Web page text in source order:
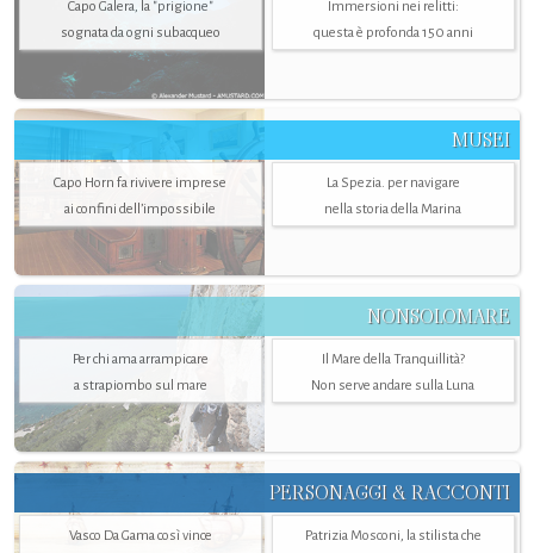
Capo Galera, la "prigione"
sognata da ogni subacqueo
Immersioni nei relitti:
questa è profonda 150 anni
MUSEI
Capo Horn fa rivivere imprese
ai confini dell’impossibile
La Spezia. per navigare
nella storia della Marina
NONSOLOMARE
Per chi ama arrampicare
a strapiombo sul mare
Il Mare della Tranquillità?
Non serve andare sulla Luna
PERSONAGGI & RACCONTI
Vasco Da Gama così vince
Patrizia Mosconi, la stilista che